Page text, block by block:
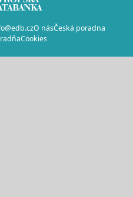
O násČeská poradna
Cookies